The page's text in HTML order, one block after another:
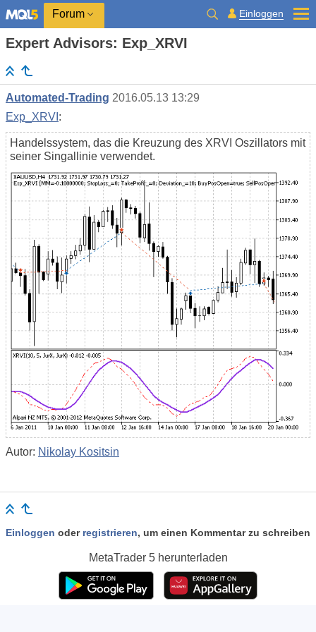
Forum Einloggen
Expert Advisors: Exp_XRVI
Automated-Trading 2016.05.13 13:29
Exp_XRVI :
Handelssystem, das die Kreuzung des XRVI Oszillators mit
seiner Singallinie verwendet.
Autor: Nikolay Kositsin
Einloggen oder registrieren, um einen Kommentar zu schreiben
MetaTrader 5herunterladen